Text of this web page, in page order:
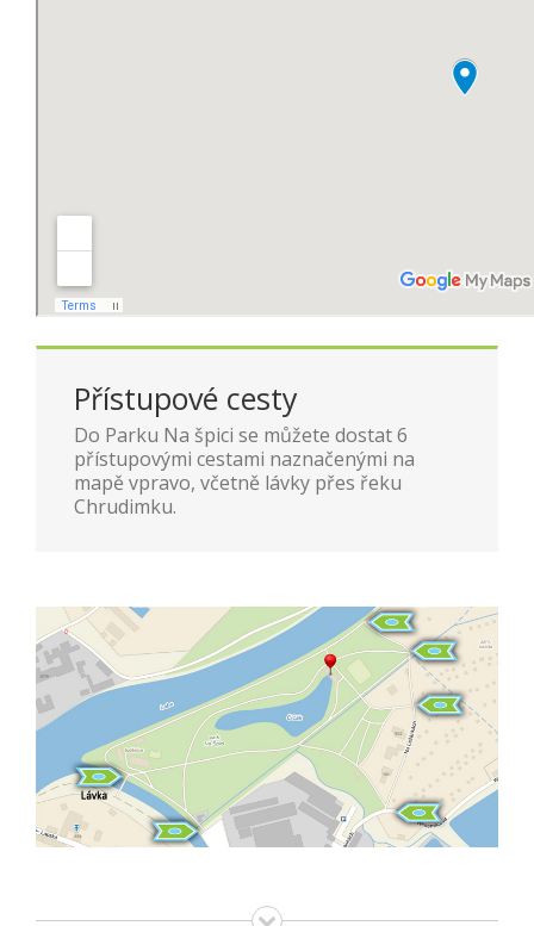
Přístupové cesty
Do Parku Na špici se můžete dostat 6
přístupovými cestami naznačenými na
mapě vpravo, včetně lávky přes řeku
Chrudimku.